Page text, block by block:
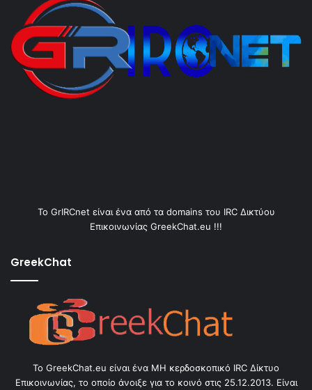
Το GrIRCnet είναι ένα από τα domains του IRC Δικτύου
Επικοινωνίας GreekChat.eu !!!
GreekChat
Το GreekChat.eu είναι ένα ΜΗ κερδοσκοπικό IRC Δίκτυο
Επικοινωνίας, το οποίο άνοιξε για το κοινό στις 25.12.2013. Είναι